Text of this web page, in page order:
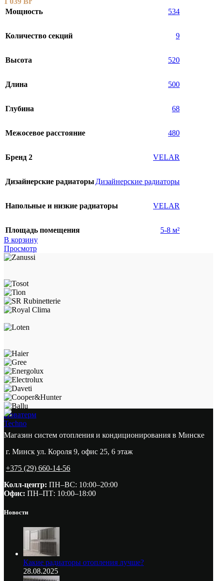
Мощность
534
Количество секций 9
Высота 520
Длина 500
Глубина 68
Межосевое расстояние 480
Бренд 2 VELAR
Дизайнерские радиаторы Дизайнерские радиаторы
Напольные и низкие радиаторы VELAR
Площадь помещения
5-8 м²
В корзину
Просмотр
Новатерм
Techno
Магазин систем отопления и кондиционирования в Минске
г. Минск ул. Короля 9, офис 25, 6 этаж
+375 (29) 660-14-56
Колл-центр: ПН–ВС: 10:00–20:00​
Офис: ПН–ПТ: 10:00–18:00
Новости
Какие радиаторы отопления лучше?
28.08.2025